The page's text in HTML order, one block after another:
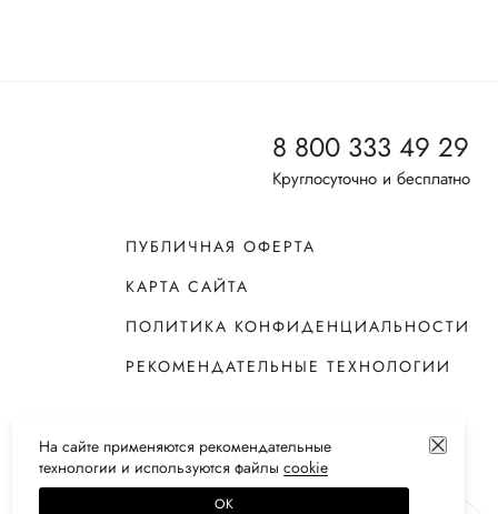
8 800 333 49 29
Круглосуточно и бесплатно
ПУБЛИЧНАЯ ОФЕРТА
КАРТА САЙТА
ПОЛИТИКА КОНФИДЕНЦИАЛЬНОСТИ
РЕКОМЕНДАТЕЛЬНЫЕ ТЕХНОЛОГИИ
На сайте применяются рекомендательные
технологии и используются файлы сооkiе
ОК